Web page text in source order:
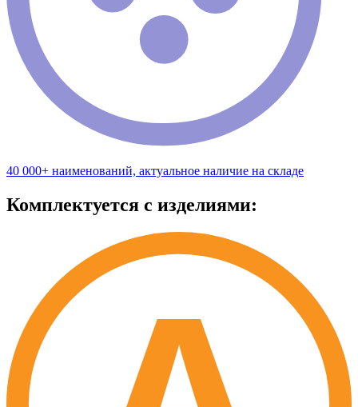
40 000+ наименований, актуальное наличие на складе
Комплектуется с изделиями: